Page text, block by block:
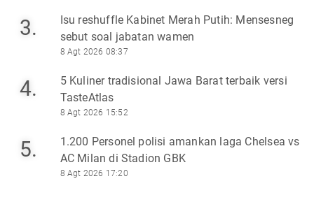
3.
Isu reshuffle Kabinet Merah Putih: Mensesneg
sebut soal jabatan wamen
8 Agt 2026 08:37
4.
5 Kuliner tradisional Jawa Barat terbaik versi
TasteAtlas
8 Agt 2026 15:52
5.
1.200 Personel polisi amankan laga Chelsea vs
AC Milan di Stadion GBK
8 Agt 2026 17:20